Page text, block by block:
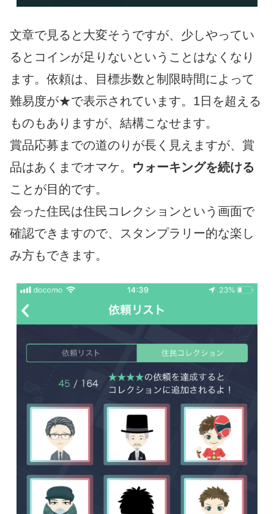
文章で見ると大変そうですが、少しやってい
るとコインが足りないということはなくなり
ます。依頼は、目標歩数と制限時間によって
難易度が★で表示されています。1日を超える
ものもありますが、結構こなせます。
賞品応募までの道のりが長く見えますが、賞
品はあくまでオマケ。 ウォーキングを続ける
ことが目的です。
会った住民は住民コレクションという画面で
確認できますので、スタンプラリー的な楽し
み方もできます。